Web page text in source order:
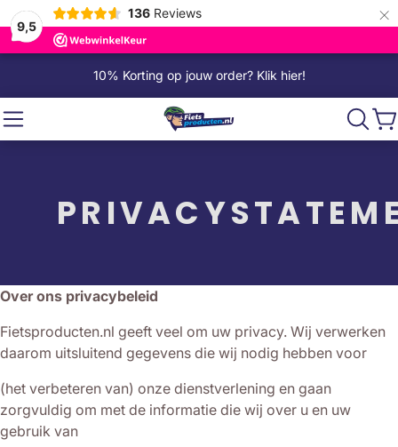
9,5
136 Reviews ×
Gratis verzending vanaf €50 (NL)
4,7 Op trustpilot
WhatsApp chat support
Over ons privacybeleid
Fietsproducten.nl geeft veel om uw privacy. Wij verwerken
daarom uitsluitend gegevens die wij nodig hebben voor
(het verbeteren van) onze dienstverlening en gaan
zorgvuldig om met de informatie die wij over u en uw
gebruik van